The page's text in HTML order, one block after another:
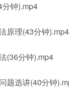
钟).mp4
原理(43分钟).mp4
(36分钟).mp4
题选讲(40分钟